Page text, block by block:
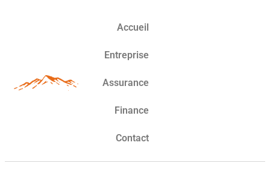
Accueil
Entreprise
Assurance
Finance
Contact